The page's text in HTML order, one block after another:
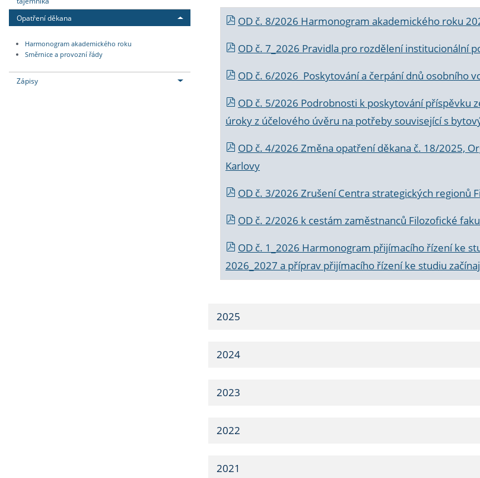
Opatření děkana
Harmonogram akademického roku
Směrnice a provozní řády
Zápisy
OD č. 8/2026 Harmonogram akademického roku
OD č. 7_2026 Pravidla pro rozdělení institucionální
OD č. 6/2026 Poskytování a čerpání dnů osobního
OD č. 5/2026 Podrobnosti k poskytování příspěvku
úroky z účelového úvěru na potřeby související s
OD č. 4/2026 Změna opatření děkana č. 18/2025,
Karlovy
OD č. 3/2026 Zrušení Centra strategických regionů
OD č. 2/2026 k cestám zaměstnanců Filozofické
OD č. 1_2026 Harmonogram přijímacího řízení ke
2026_2027 a příprav přijímacího řízení ke studiu
2025
2024
2023
2022
2021